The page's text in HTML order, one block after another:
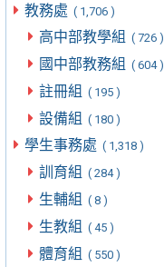
教務處 ( 1,706 )
高中部教學組 ( 726 )
國中部教務組 ( 604 )
註冊組 ( 195 )
設備組 ( 180 )
學生事務處 ( 1,318 )
訓育組 ( 284 )
生輔組 ( 8 )
生教組 ( 45 )
體育組 ( 550 )